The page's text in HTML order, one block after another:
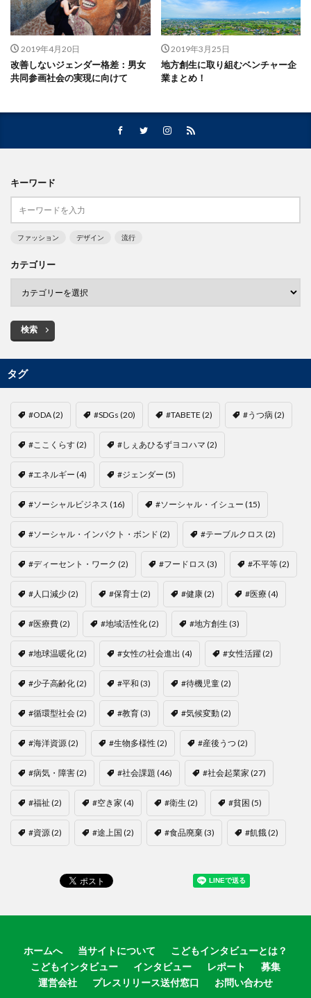
2019年4月20日
改善しないジェンダー格差：男女
共同参画社会の実現に向けて
2019年3月25日
地方創生に取り組むベンチャー企
業まとめ！
キーワード
ファッション デザイン 流行
カテゴリー
検索
タグ
#ODA(2) #SDGs (20) #TABETE (2) #うつ病(2)
#ここくらす(2) #しぇあひるずヨコハマ (2)
#エネルギー (4) #ジェンダー (5)
#ソーシャルビジネス (16) #ソーシャル・イシュー (15)
#ソーシャル・インパクト・ボンド (2) #テーブルクロス (2)
#ディーセント・ワーク (2) #フードロス (3) #不平等(2)
#人口減少(2) #保育士(2) #健康(2) #医療(4)
#医療費(2) #地域活性化(2) #地方創生 (3)
#地球温暖化(2) #女性の社会進出 (4) #女性活躍(2)
#少子高齢化(2) #平和 (3) #待機児童(2)
#循環型社会(2) #教育(3) #気候変動(2)
#海洋資源(2) #生物多様性(2) #産後うつ (2)
#病気・障害(2) #社会課題 (46) #社会起業家 (27)
#福祉 (2) #空き家 (4) #衛生 (2) #貧困 (5)
#資源(2) #途上国 (2) #食品廃棄(3) #飢餓 (2)
ホームへ 当サイトについて
こどもインタビューとは？
こどもインタビュー
インタビュー レポート
募集
運営会社
プレスリリース送付窓口 お問い合わせ